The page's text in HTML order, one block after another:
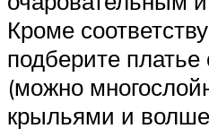
Кроме
подберите
(можно
крыльями и